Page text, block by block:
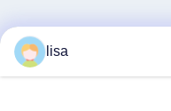
lisa